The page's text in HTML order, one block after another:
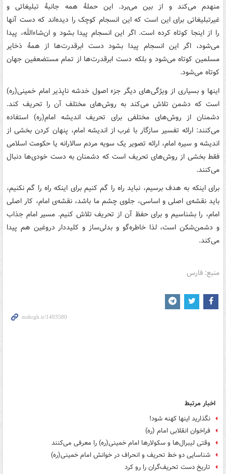
منهدم می‌کند و از بین می‌برد. این حملۀ همه جانبۀ تبلیغاتی و
غیرتبلیغاتی برای این است که این انسجام‏‎ ‎‏کوچک را دیده‌اند که دست آنها
را از اینجا کوتاه کرده است. اگر این انسجام پیدا بشود و‏‎ ‎‏ان‌شاءالله، پیدا
می‌شود، اگر این انسجام پیدا بشود دست ابرقدرت‌ها از همۀ ذخایر
مسلمین‏‎ ‎‏کوتاه می‌شود و بلکه دست ابرقدرت‌ها از تمام مستضعفین جهان
کوتاه می‌شود.
اینها و بسیاری از ویژگی‌های دیگر جزء اصول خدشه ناپذیر امام خمینی(ره)
است که دشمن تلاش می‌کند به روش‌های مختلف آن را تحریف کند.
دشمنان از روش‌های مختلفی برای تحریف اندیشه امام(ره) استفاده
می‌کنند: ارائه تفسیر سازگار با غرب از اندیشه امام، پنهان کردن بخشی از
اندیشه و سیره امام، ارائه‌ تصویر یک سویه مردم سالارانه یا حکومت اسلامی
فقط بخشی از روش‌های تحریف است که دشمنان به دست خودی‌ها دنبال
می‌کنند.
برای اینکه به هدف برسیم، نباید راه را گم کنیم برای اینکه راه را گم نکنیم،
باید نقشه‌ی اصلی و اساسی، جلوی چشم ما باشد، نقشه‌ی امام، کار اصلی
امام، را بشناسیم و برای حفظ آن از تحریف تلاش کنیم. مسیر امام جذاب
و دشمن‌شکن است، لذا خاطره‌گو و بدلی‌ساز و کلیددار دروغین هم پیدا
می‌کند.
منبع: فارس
اخبار مرتبط
نگذارید اینها کهنه شود!
فراخوان انقلابی امام (ره)
وقتی لیبرال‌ها و سکولارها امام خمینی(ره) را معرفی می‌کنند
شناسایی دو خط تحریف و انحراف در خوانش امام خمینی(ره)
تاریخ دست تحریف‌گران را رو کرد